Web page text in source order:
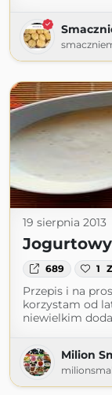
19 sierpnia 2013
689 1
Przepis i na
korzystam od
niewielkim
Milion